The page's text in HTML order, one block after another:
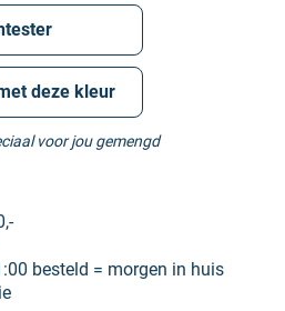
deze kleur
voor jou gemengd
besteld = morgen in huis